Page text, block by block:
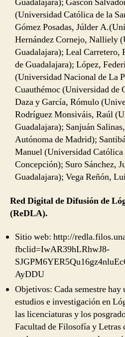
Guadalajara); Gascón
(Universidad Católica de la
Gómez Posadas, Júlder
Hernández Cornejo, Nalliely
Guadalajara); Leal Carretero,
de Guadalajara); López,
(Universidad Nacional de La
Cuauthémoc (Universidad de
Daza y García, Rómulo
Rodríguez Monsiváis, Raúl
Guadalajara); Sanjuán
Autónoma de Madrid);
Manuel (Universidad Católica
Concepción); Suro Sánchez,
Guadalajara); Vega Reñón,
Red Digital de Difusión de
(ReDLA).
Sitio web: http://
fbclid=IwAR39hLRhwJ8-
AyDDU
Objetivos: Cada semestre
estudios e investigación en
las licenciaturas y los
Facultad de Filosofía y